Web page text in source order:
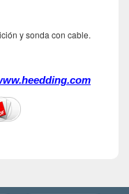
y sonda con cable.